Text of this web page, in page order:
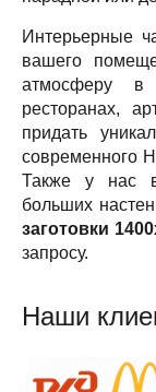
Интерьерные
вашего
атмосферу в
ресторанах,
придать
современного
Также у нас
больших
заготовки
запросу.
Наши